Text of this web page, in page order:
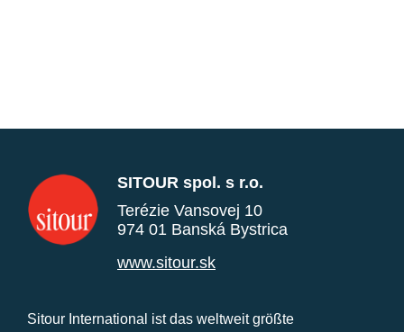
SITOUR spol. s r.o.
Terézie Vansovej 10
974 01 Banská Bystrica
www.sitour.sk
Sitour International ist das weltweit größte